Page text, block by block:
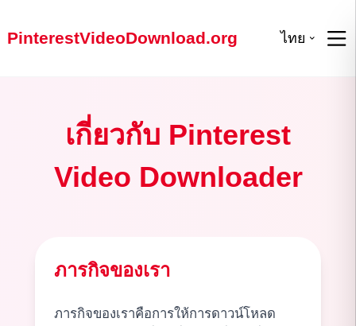
PinterestVideoDownload.org ไทย
เกี่ยวกับ Pinterest
Video Downloader
ภารกิจของเรา
ภารกิจของเราคือการให้การดาวน์โหลด